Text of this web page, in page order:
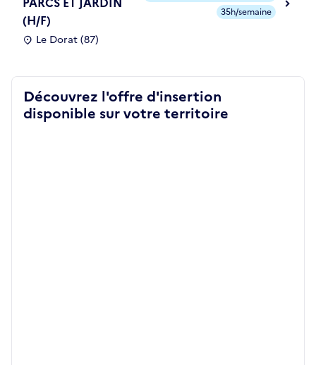
(H/F)
Le Dorat (87)
35h/semaine
Découvrez l'offre d'insertion
disponible sur votre territoire